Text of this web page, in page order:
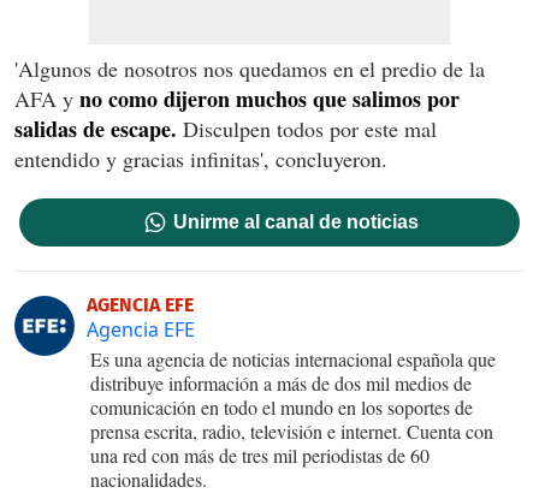
'Algunos de nosotros nos quedamos en el predio de la
AFA y no como dijeron muchos que salimos por
salidas de escape. Disculpen todos por este mal
entendido y gracias infinitas', concluyeron.
Unirme al canal de noticias
AGENCIA EFE
Agencia EFE
Es una agencia de noticias internacional española que
distribuye información a más de dos mil medios de
comunicación en todo el mundo en los soportes de
prensa escrita, radio, televisión e internet. Cuenta con
una red con más de tres mil periodistas de 60
nacionalidades.